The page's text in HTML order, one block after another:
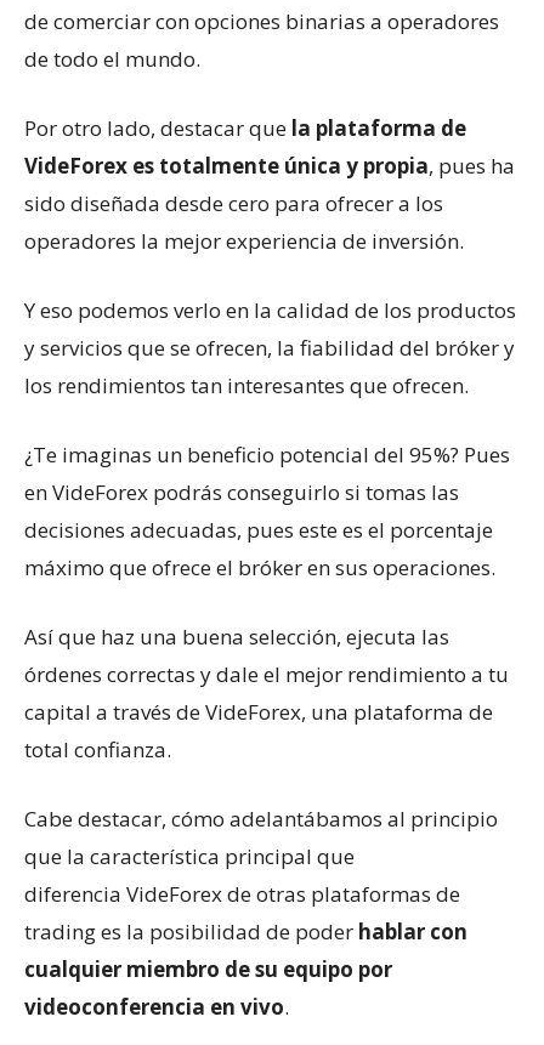
de comerciar con opciones binarias a operadores
de todo el mundo.
Por otro lado, destacar que la plataforma de
VideForex es totalmente única y propia, pues ha
sido diseñada desde cero para ofrecer a los
operadores la mejor experiencia de inversión.
Y eso podemos verlo en la calidad de los productos
y servicios que se ofrecen, la fiabilidad del bróker y
los rendimientos tan interesantes que ofrecen.
¿Te imaginas un beneficio potencial del 95%? Pues
en VideForex podrás conseguirlo si tomas las
decisiones adecuadas, pues este es el porcentaje
máximo que ofrece el bróker en sus operaciones.
Así que haz una buena selección, ejecuta las
órdenes correctas y dale el mejor rendimiento a tu
capital a través de VideForex, una plataforma de
total confianza.
Cabe destacar, cómo adelantábamos al principio
que la característica principal que
diferencia VideForex de otras plataformas de
trading es la posibilidad de poder hablar con
cualquier miembro de su equipo por
videoconferencia en vivo.